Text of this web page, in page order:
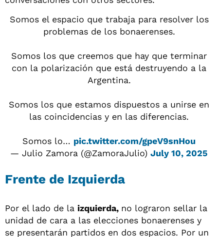
Somos el espacio que trabaja para resolver los
problemas de los bonaerenses.
Somos los que creemos que hay que terminar
con la polarización que está destruyendo a la
Argentina.
Somos los que estamos dispuestos a unirse en
las coincidencias y en las diferencias.
Somos lo… pic.twitter.com/gpeV9snHou
— Julio Zamora (@ZamoraJulio) July 10, 2025
Frente de Izquierda
Por el lado de la izquierda, no lograron sellar la
unidad de cara a las elecciones bonaerenses y
se presentarán partidos en dos espacios. Por un